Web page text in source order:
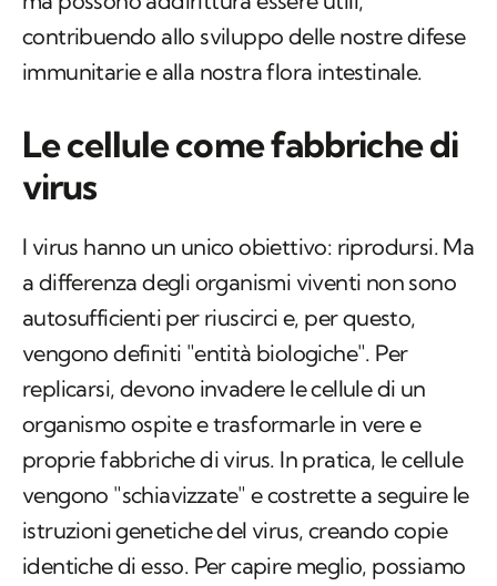
contribuendo allo sviluppo delle nostre difese
immunitarie e alla nostra flora intestinale.
Le cellule come fabbriche di
virus
I virus hanno un unico obiettivo: riprodursi. Ma
a differenza degli organismi viventi non sono
autosufficienti per riuscirci e, per questo,
vengono definiti "entità biologiche". Per
replicarsi, devono invadere le cellule di un
organismo ospite e trasformarle in vere e
proprie fabbriche di virus. In pratica, le cellule
vengono "schiavizzate" e costrette a seguire le
istruzioni genetiche del virus, creando copie
identiche di esso. Per capire meglio, possiamo